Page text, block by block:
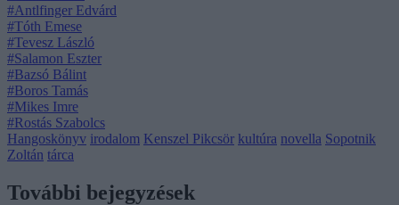
#Antlfinger Edvárd
#Tóth Emese
#Tevesz László
#Salamon Eszter
#Bazsó Bálint
#Boros Tamás
#Mikes Imre
#Rostás Szabolcs
Hangoskönyv irodalom Kenszel Pikcsör kultúra novella Sopotnik
Zoltán tárca
További bejegyzések